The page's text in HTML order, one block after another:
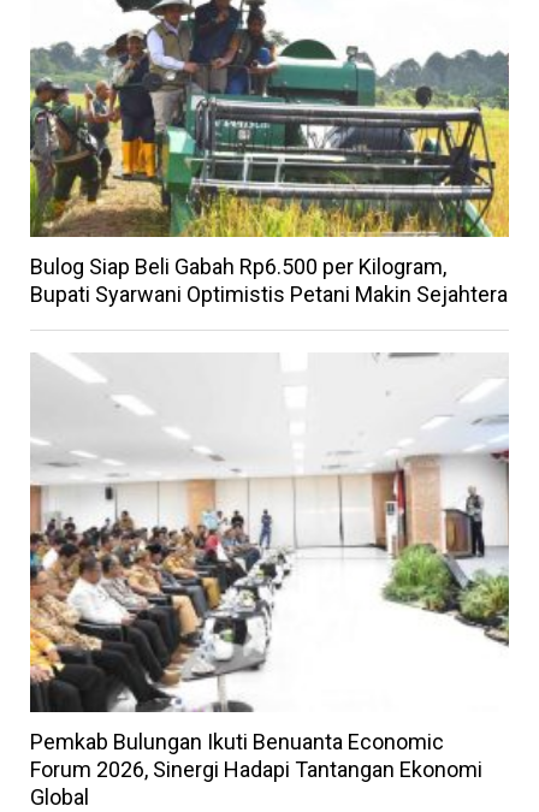
Bulog Siap Beli Gabah Rp6.500 per Kilogram,
Bupati Syarwani Optimistis Petani Makin Sejahtera
Pemkab Bulungan Ikuti Benuanta Economic
Forum 2026, Sinergi Hadapi Tantangan Ekonomi
Global